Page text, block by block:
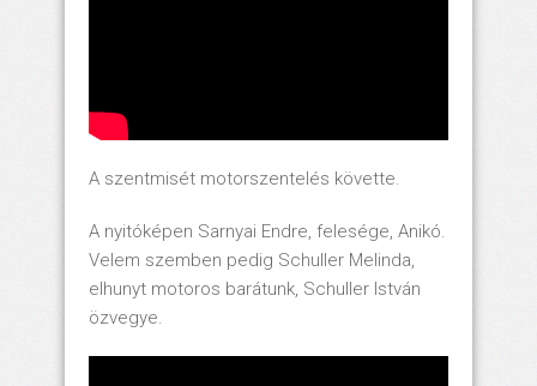
A szentmisét motorszentelés követte.
A nyitóképen Sarnyai Endre, felesége, Anikó.
Velem szemben pedig Schuller Melinda,
elhunyt motoros barátunk, Schuller István
özvegye.